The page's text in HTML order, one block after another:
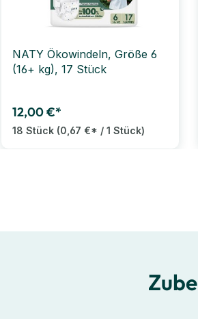
NATY Ökowindeln, Größe 6
(16+ kg), 17 Stück
12,00 €*
18 Stück (0,67 €* / 1 Stück)